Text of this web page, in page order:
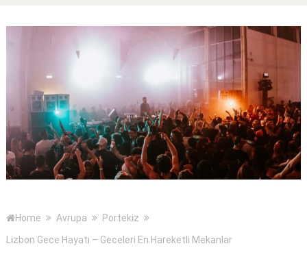
Home Avrupa
Portekiz
Lizbon Gece Hayatı – Geceleri En Hareketli Mekanlar